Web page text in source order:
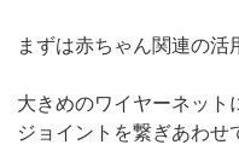
まずは赤ちゃん関連の活
大きめのワイヤーネット
ジョイントを繋ぎあわせ